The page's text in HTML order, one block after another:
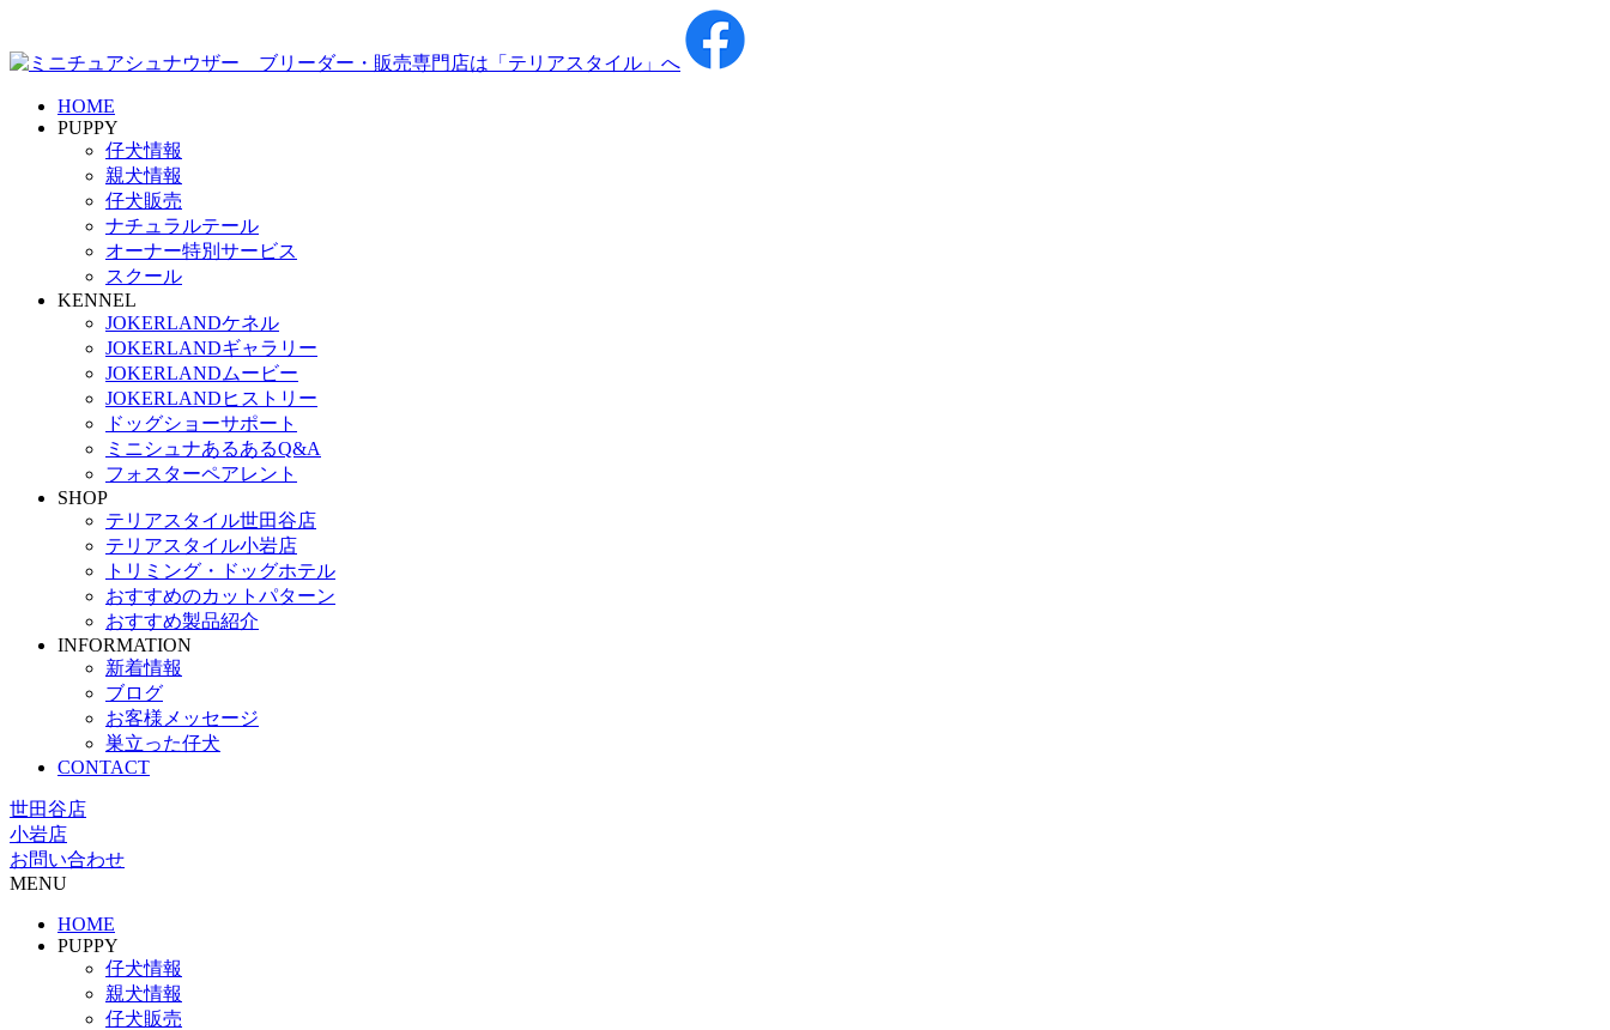
HOME
PUPPY
仔犬情報
親犬情報
仔犬販売
ナチュラルテール
オーナー特別サービス
スクール
KENNEL
JOKERLANDケネル
JOKERLANDギャラリー
JOKERLANDムービー
JOKERLANDヒストリー
ドッグショーサポート
ミニシュナあるあるQ&A
フォスターペアレント
SHOP
テリアスタイル世田谷店
テリアスタイル小岩店
トリミング・ドッグホテル
おすすめのカットパターン
おすすめ製品紹介
INFORMATION
新着情報
ブログ
お客様メッセージ
巣立った仔犬
CONTACT
世田谷店
小岩店
お問い合わせ
MENU
HOME
PUPPY
仔犬情報
親犬情報
仔犬販売